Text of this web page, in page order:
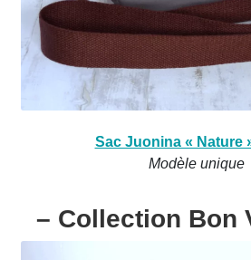
Sac Juonina « Nature
Modèle unique
– Collection Bon